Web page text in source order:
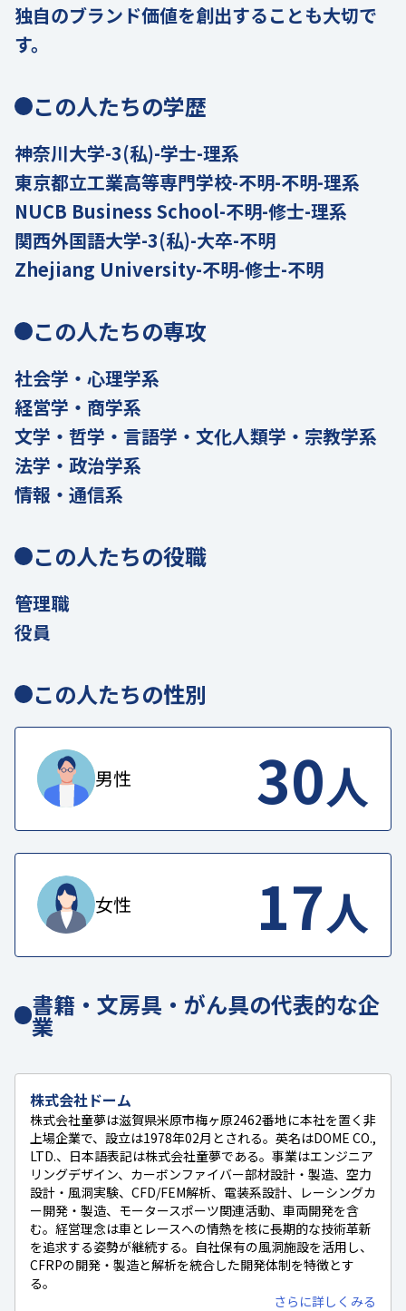
独自のブランド価値を創出することも大切で
す。
この人たちの学歴
神奈川大学-3(私)-学士-理系
東京都立工業高等専門学校-不明-不明-理系
NUCB Business School-不明-修士-理系
関西外国語大学-3(私)-大卒-不明
Zhejiang University-不明-修士-不明
この人たちの専攻
社会学・心理学系
経営学・商学系
文学・哲学・言語学・文化人類学・宗教学系
法学・政治学系
情報・通信系
この人たちの役職
管理職
役員
この人たちの性別
男性 30人
女性 17人
書籍・文房具・がん具の代表的な企
業
株式会社ドーム
株式会社童夢は滋賀県米原市梅ヶ原2462番地に本社を置く非
上場企業で、設立は1978年02月とされる。英名はDOME CO.,
LTD.、日本語表記は株式会社童夢である。事業はエンジニア
リングデザイン、カーボンファイバー部材設計・製造、空力
設計・風洞実験、CFD/FEM解析、電装系設計、レーシングカ
ー開発・製造、モータースポーツ関連活動、車両開発を含
む。経営理念は車とレースへの情熱を核に長期的な技術革新
を追求する姿勢が継続する。自社保有の風洞施設を活用し、
CFRPの開発・製造と解析を統合した開発体制を特徴とす
る。
さらに詳しくみる